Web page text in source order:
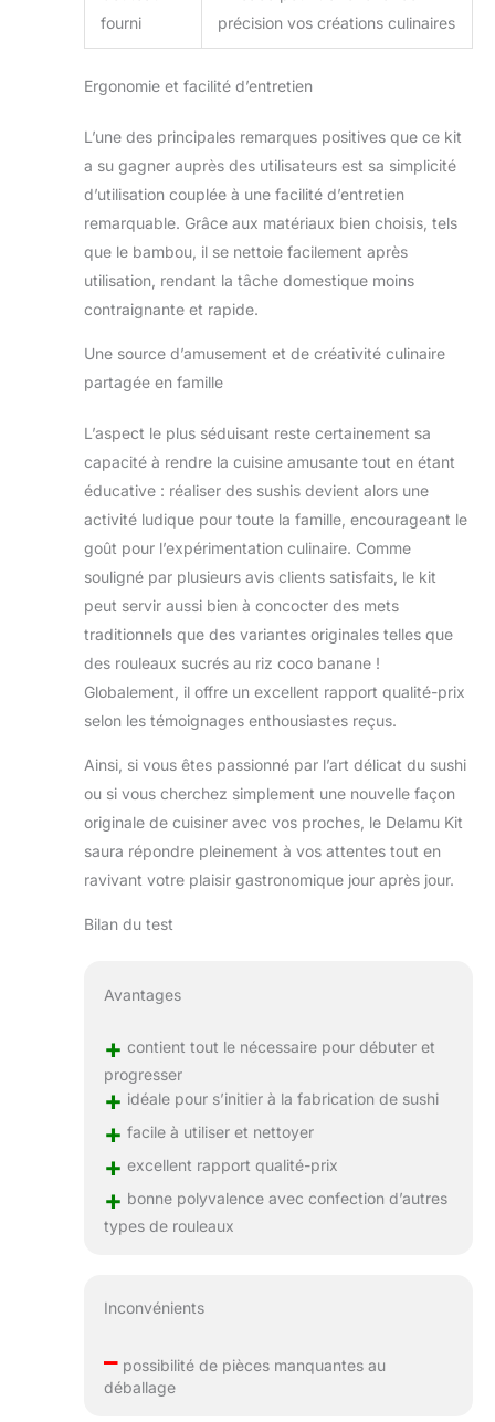
de sushi est parfait pour un rendez-
vous à sushis, une fête interne avec
Tous les articles sont emballés dans
de cadeau fantastique et attentionnée
pour les anniversaires, Noël ou
Thanksgiving, qu'il soit un débutant
un chef professionnel
fourni
précision vos créations culinaires
Ergonomie et facilité d’entretien
L’une des principales remarques positives que ce kit
a su gagner auprès des utilisateurs est sa simplicité
d’utilisation couplée à une facilité d’entretien
remarquable. Grâce aux matériaux bien choisis, tels
que le bambou, il se nettoie facilement après
utilisation, rendant la tâche domestique moins
contraignante et rapide.
Une source d’amusement et de créativité culinaire
partagée en famille
L’aspect le plus séduisant reste certainement sa
capacité à rendre la cuisine amusante tout en étant
éducative : réaliser des sushis devient alors une
activité ludique pour toute la famille, encourageant le
goût pour l’expérimentation culinaire. Comme
souligné par plusieurs avis clients satisfaits, le kit
peut servir aussi bien à concocter des mets
traditionnels que des variantes originales telles que
des rouleaux sucrés au riz coco banane !
Globalement, il offre un excellent rapport qualité-prix
selon les témoignages enthousiastes reçus.
Ainsi, si vous êtes passionné par l’art délicat du sushi
ou si vous cherchez simplement une nouvelle façon
originale de cuisiner avec vos proches, le Delamu Kit
saura répondre pleinement à vos attentes tout en
ravivant votre plaisir gastronomique jour après jour.
Bilan du test
Avantages
+ contient tout le nécessaire pour débuter et
progresser
+ idéale pour s’initier à la fabrication de sushi
+ facile à utiliser et nettoyer
+ excellent rapport qualité-prix
+ bonne polyvalence avec confection d’autres
types de rouleaux
Inconvénients
–possibilité de pièces manquantes au
déballage